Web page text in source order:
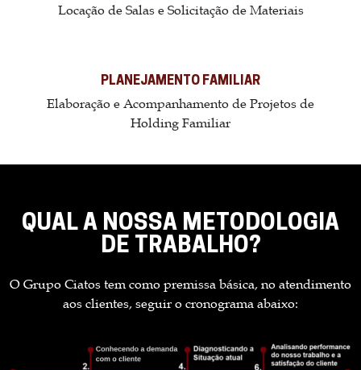
Locação de Salas e Solicitação de Materiais
PLANEJAMENTO FAMILIAR
Elaboração e Acompanhamento de Projetos de
Holding Familiar
QUAL A NOSSA METODOLOGIA
DE TRABALHO?
O Grupo Ciatos tem como premissa básica, no atendimento
aos clientes, seguir o cronograma abaixo: